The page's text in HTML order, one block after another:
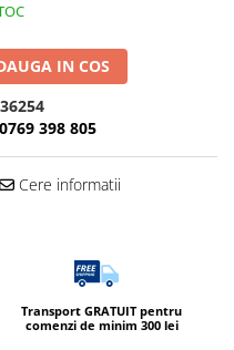
IN COS
36254
0769 398 805
Cere informatii
Transport GRATUIT pentru
comenzi de minim 300 lei